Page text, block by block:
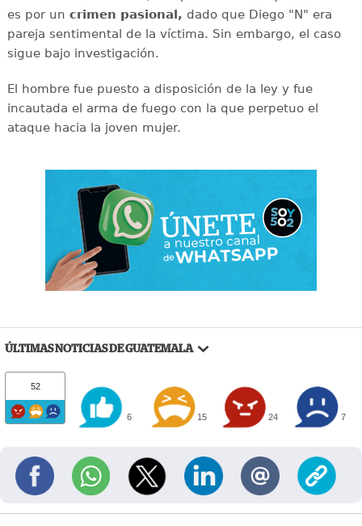
es por un crimen pasional, dado que Diego "N" era
pareja sentimental de la víctima. Sin embargo, el caso
sigue bajo investigación.
El hombre fue puesto a disposición de la ley y fue
incautada el arma de fuego con la que perpetuo el
ataque hacia la joven mujer.
ÚLTIMAS NOTICIAS DE GUATEMALA
52
6 15 24 7